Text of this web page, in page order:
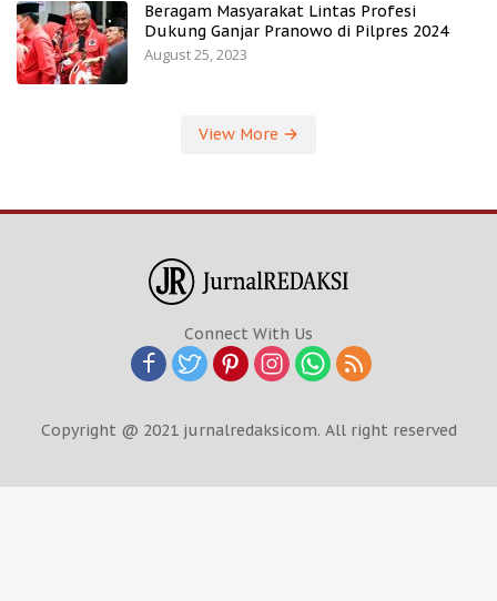
Beragam Masyarakat Lintas Profesi
Dukung Ganjar Pranowo di Pilpres 2024
August 25, 2023
View More
Connect With Us
Copyright @ 2021 jurnalredaksicom. All right reserved